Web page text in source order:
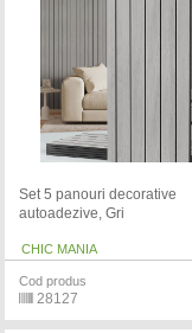
Set 5 panouri decorative
autoadezive, Gri
CHIC MANIA
Cod produs
28127